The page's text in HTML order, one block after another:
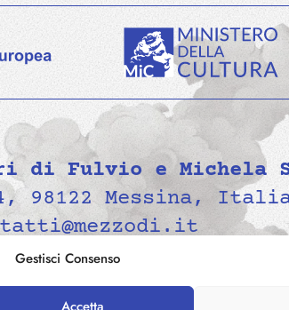
Gestisci Consenso
Accetta
di Fulvio e Michela
98122 Messina, Italia